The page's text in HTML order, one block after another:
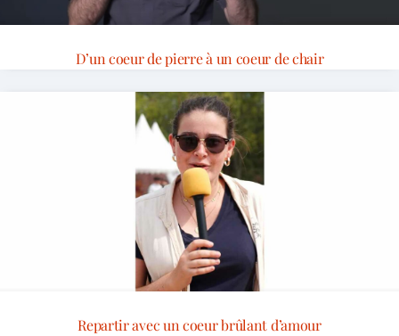
D’un coeur de pierre à un coeur de chair
Repartir avec un coeur brûlant d’amour